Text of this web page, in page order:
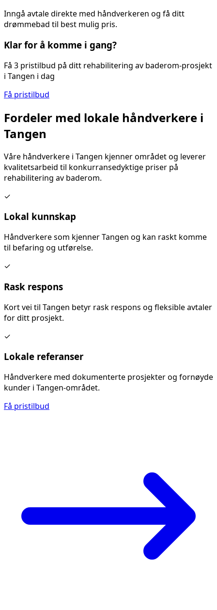
Inngå avtale direkte med håndverkeren og få ditt
drømmebad til best mulig pris.
Klar for å komme i gang?
Få 3 pristilbud på ditt rehabilitering av baderom-prosjekt
i Tangen i dag
Få pristilbud
Fordeler med lokale håndverkere i
Tangen
Våre håndverkere i Tangen kjenner området og leverer
kvalitetsarbeid til konkurransedyktige priser på
rehabilitering av baderom.
✓
Lokal kunnskap
Håndverkere som kjennerTangen og kan raskt komme
til befaring og utførelse.
✓
Rask respons
Kort vei til Tangen betyr rask respons og fleksible avtaler
for ditt prosjekt.
✓
Lokale referanser
Håndverkere med dokumenterte prosjekter og fornøyde
kunder i Tangen-området.
Få pristilbud